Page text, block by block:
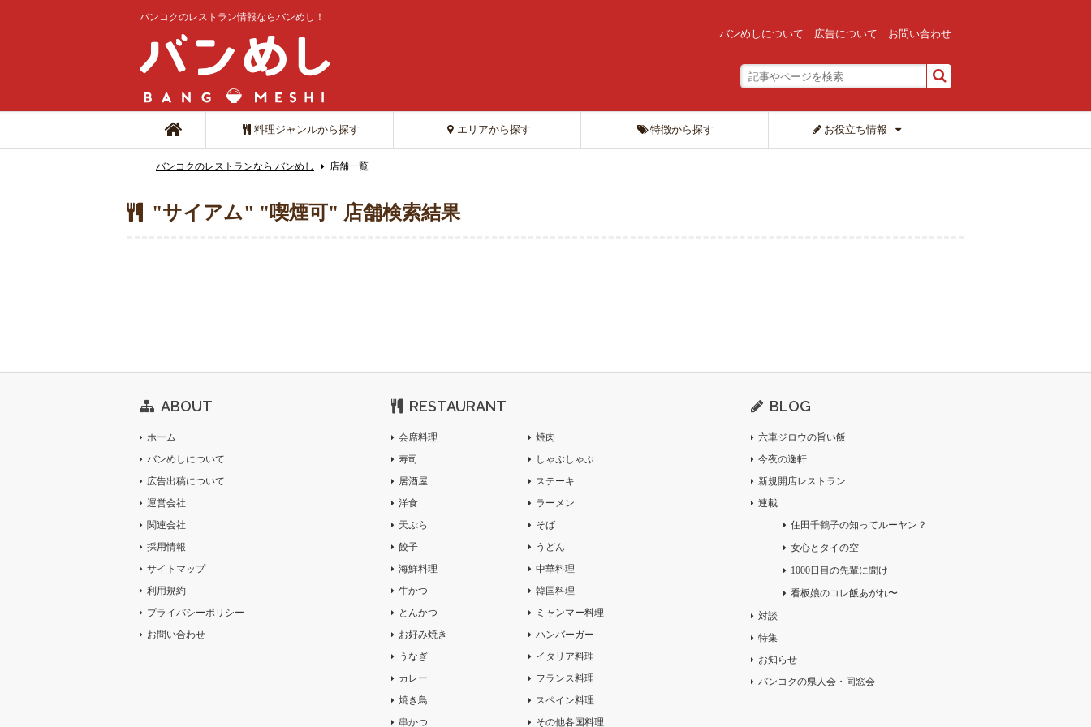
バンコクのレストラン情報ならバンめし！
バンめしについて 広告について お問い合わせ
料理ジャンルから探す エリアから探す 特徴から探す お役立ち情報
バンコクのレストランなら バンめし 店舗一覧
"サイアム" "喫煙可" 店舗検索結果
ABOUT
ホーム
バンめしについて
広告出稿について
運営会社
関連会社
採用情報
サイトマップ
利用規約
プライバシーポリシー
お問い合わせ
RESTAURANT
会席料理
寿司
居酒屋
洋食
天ぷら
餃子
海鮮料理
牛かつ
とんかつ
お好み焼き
うなぎ
カレー
焼き鳥
串かつ
焼肉
しゃぶしゃぶ
ステーキ
ラーメン
そば
うどん
中華料理
韓国料理
ミャンマー料理
ハンバーガー
イタリア料理
フランス料理
スペイン料理
その他各国料理
BLOG
六車ジロウの旨い飯
今夜の逸軒
新規開店レストラン
連載
住田千鶴子の知ってルーヤン？
女心とタイの空
1000日目の先輩に聞け
看板娘のコレ飯あがれ〜
対談
特集
お知らせ
バンコクの県人会・同窓会